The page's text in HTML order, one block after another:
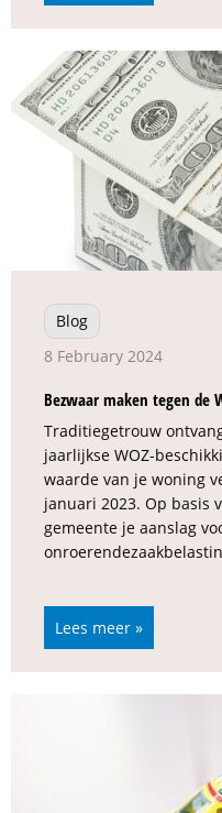
Blog
8 February 2024
Bezwaar maken tegen de
Traditiegetrouw
jaarlijkse WOZ-
waarde van je woning
januari 2023. Op basis
gemeente je aanslag
Lees meer »